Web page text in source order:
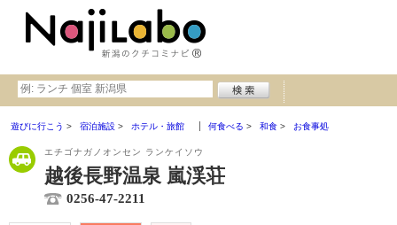
遊びに行こう 宿泊施設 ホテル・旅館 何食べる 和食 お食事処
エチゴナガノオンセン ランケイソウ
越後長野温泉 嵐渓荘
0256-47-2211